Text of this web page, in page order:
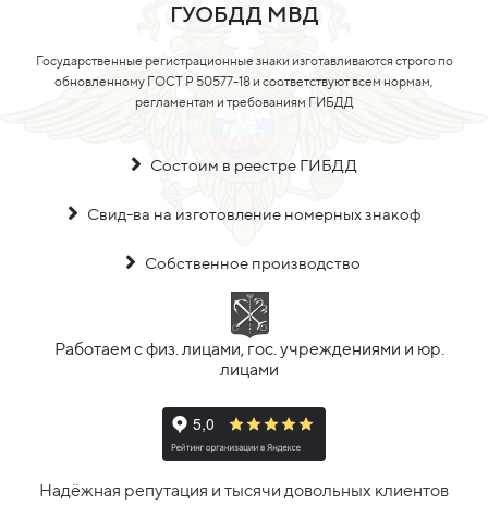
ГУОБДД МВД
Государственные регистрационные знаки изготавливаются строго по
обновленному ГОСТ Р 50577-18 и соответствуют всем нормам,
регламентам и требованиям ГИБДД
Состоим в реестре ГИБДД
Свид-ва на изготовление номерных знакоф
Собственное производство
Работаем с физ. лицами, гос. учреждениями и юр.
лицами
Надёжная репутация и тысячи довольных клиентов